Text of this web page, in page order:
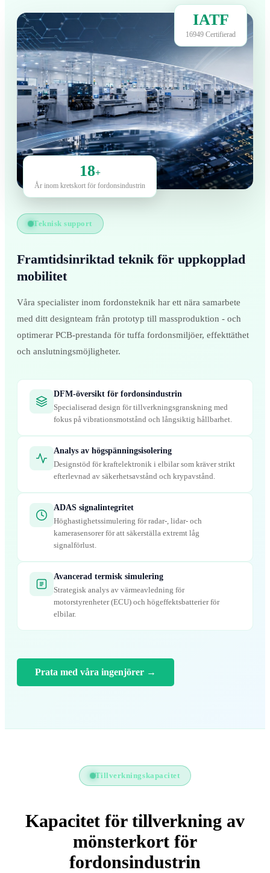
18+
År inom kretskort för fordonsindustrin
IATF
16949 Certifierad
Teknisk support
Framtidsinriktad teknik för uppkopplad
mobilitet
Våra specialister inom fordonsteknik har ett nära samarbete
med ditt designteam från prototyp till massproduktion - och
optimerar PCB-prestanda för tuffa fordonsmiljöer, effekttäthet
och anslutningsmöjligheter.
DFM-översikt för fordonsindustrin
Specialiserad design för tillverkningsgranskning med
fokus på vibrationsmotstånd och långsiktig hållbarhet.
Analys av högspänningsisolering
Designstöd för kraftelektronik i elbilar som kräver strikt
efterlevnad av säkerhetsavstånd och krypavstånd.
ADAS signalintegritet
Höghastighetssimulering för radar-, lidar- och
kamerasensorer för att säkerställa extremt låg
signalförlust.
Avancerad termisk simulering
Strategisk analys av värmeavledning för
motorstyrenheter (ECU) och högeffektsbatterier för
elbilar.
Prata med våra ingenjörer →
Tillverkningskapacitet
Kapacitet för tillverkning av
mönsterkort för
fordonsindustrin